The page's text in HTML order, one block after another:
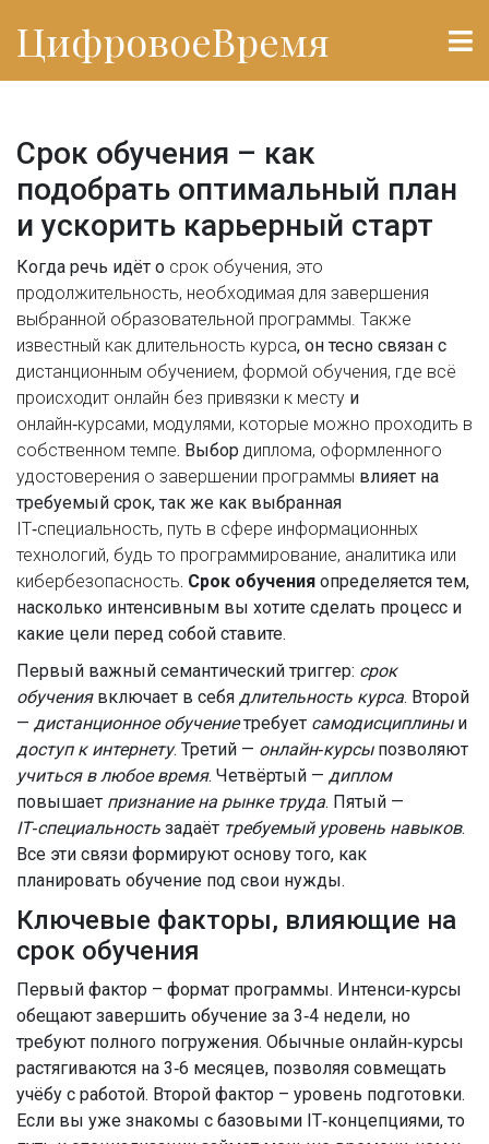
ЦифровоеВремя
Срок обучения – как
подобрать оптимальный план
и ускорить карьерный старт
Когда речь идёт о срок обучения, это
продолжительность, необходимая для завершения
выбранной образовательной программы. Также
известный как длительность курса, он тесно связан с
дистанционным обучением, формой обучения, где всё
происходит онлайн без привязки к месту и
онлайн‑курсами, модулями, которые можно проходить в
собственном темпе. Выбор диплома, оформленного
удостоверения о завершении программы влияет на
требуемый срок, так же как выбранная
IT‑специальность, путь в сфере информационных
технологий, будь то программирование, аналитика или
кибербезопасность. Срок обучения определяется тем,
насколько интенсивным вы хотите сделать процесс и
какие цели перед собой ставите.
Первый важный семантический триггер: срок
обучениявключает в себя длительность курса. Второй
— дистанционное обучениетребует самодисциплиныи
доступ к интернету. Третий — онлайн‑курсыпозволяют
учиться в любое время. Четвёртый — диплом
повышает признание на рынке труда. Пятый —
IT‑специальность задаёт требуемый уровень навыков.
Все эти связи формируют основу того, как
планировать обучение под свои нужды.
Ключевые факторы, влияющие на
срок обучения
Первый фактор – формат программы. Интенси‑курсы
обещают завершить обучение за 3‑4 недели, но
требуют полного погружения. Обычные онлайн‑курсы
растягиваются на 3‑6 месяцев, позволяя совмещать
учёбу с работой. Второй фактор – уровень подготовки.
Если вы уже знакомы с базовыми IT‑концепциями, то